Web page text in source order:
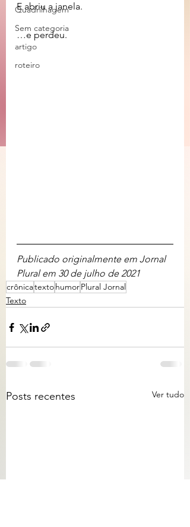
Quadrilhagem
Sem categoria
artigo
roteiro
E abriu a janela.
…e perdeu.
Publicado originalmente em Jornal
Plural em 30 de julho de 2021
crônicatexto humorPlural Jornal
Texto
Posts recentes Ver tudo